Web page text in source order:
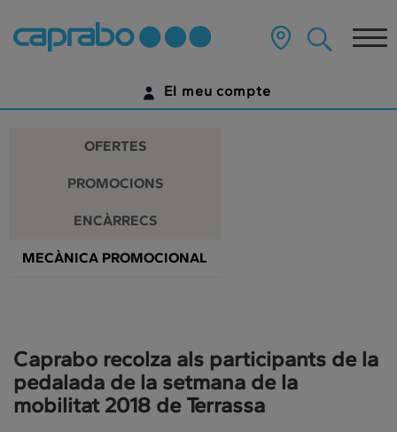
Promocions
descomptes
als
nostres
supermercats
contingut
pàgina
El meu compte
ENCARA NO TENS UN COMPTE DIGITAL?
OFERTES
PROMOCIONS
ENCÀRRECS
MECÀNICA PROMOCIONAL
Caprabo recolza als participants de la
pedalada de la setmana de la
mobilitat 2018 de Terrassa